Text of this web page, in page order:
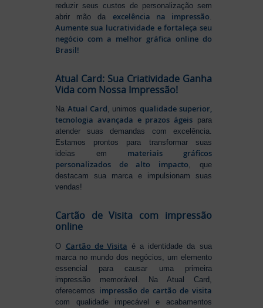
reduzir seus custos de personalização sem
abrir mão da excelência na impressão
Aumente sua lucratividade e fortaleça seu
negócio com a melhor gráfica online do
Brasil!
Atual Card: Sua Criatividade Ganha
Vida com Nossa Impressão!
Na Atual Card, unimos qualidade superior,
tecnologia avançada e prazos ágeispara
atender suas demandas com excelência.
Estamos prontos para transformar suas
ideias em materiais gráficos
personalizados de alto impacto, que
destacam sua marca e impulsionam suas
vendas!
Cartão de Visita com impressão
online
O Cartão de Visita é a identidade da sua
marca no mundo dos negócios, um elemento
essencial para causar uma primeira
impressão memorável. Na Atual Card,
oferecemos impressão de cartão de visita
com qualidade impecável e acabamentos